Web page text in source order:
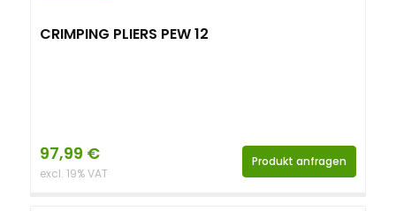
CRIMPING PLIERS PEW 12
97,99 €
excl. 19% VAT
Produkt anfragen